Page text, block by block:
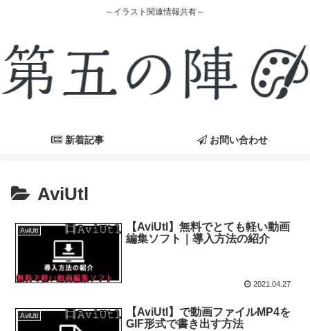
～イラスト関連情報共有～
新着記事 お問い合わせ
AviUtl
AviUtl
【AviUtl】無料でとても軽い動画
編集ソフト｜導入方法の紹介
2021.04.27
AviUtl
【AviUtl】で動画ファイルMP4を
GIF形式で書き出す方法